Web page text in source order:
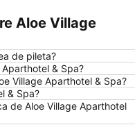
Aloe Village
de pileta?
& Spa?
Village Aparthotel & Spa?
& Spa?
de Aloe Village Aparthotel